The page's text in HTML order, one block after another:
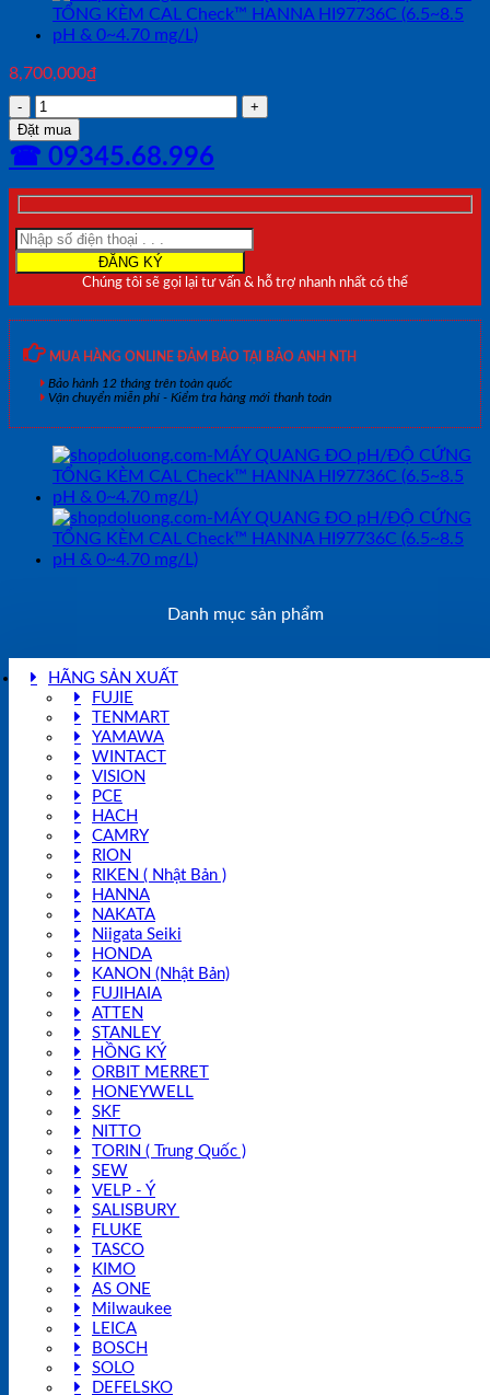
8,700,000₫
MÁY
QUANG
ĐO
SẮT
DẢI
THẤP-
ĐỘ
CỨNG
TỔNG-
TỔNG-
HANNA
mg/L)
lượng
Đặt mua
☎ 09345.68.996
Chúng tôi sẽ gọi lại tư vấn & hỗ trợ nhanh nhất có thể
MUA HÀNG ONLINE ĐẢM BẢO TẠI BẢO ANH NTH
Bảo hành 12 tháng trên toàn quốc
Vận chuyển miễn phí - Kiểm tra hàng mới thanh toán
Danh mục sản phẩm
HÃNG SẢN XUẤT
FUJIE
TENMART
YAMAWA
WINTACT
VISION
PCE
HACH
CAMRY
RION
RIKEN ( Nhật Bản )
HANNA
NAKATA
Niigata Seiki
HONDA
KANON (Nhật Bản)
FUJIHAIA
ATTEN
STANLEY
HỒNG KÝ
ORBIT MERRET
HONEYWELL
SKF
NITTO
TORIN ( Trung Quốc )
SEW
VELP - Ý
SALISBURY
FLUKE
TASCO
KIMO
AS ONE
Milwaukee
LEICA
BOSCH
SOLO
DEFELSKO